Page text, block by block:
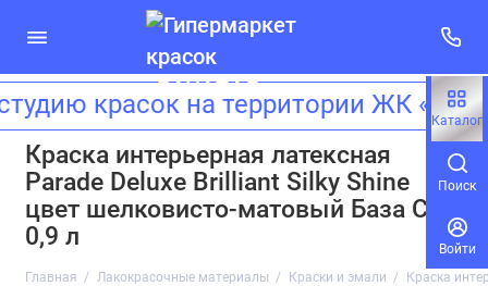
Каталог
Поиск
Войти
красок на территории ЖК
Краска интерьерная латексная
Parade Deluxe Brilliant Silky Shine
цвет шелковисто-матовый База C
0,9 л
Главная Лакокрасочные материалы Краски и эмали Краска